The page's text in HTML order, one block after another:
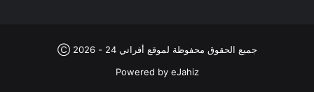
جميع الحقوق محفوظة لموقع أفراتي 24 - 2026 Ⓒ
Powered by eJahiz